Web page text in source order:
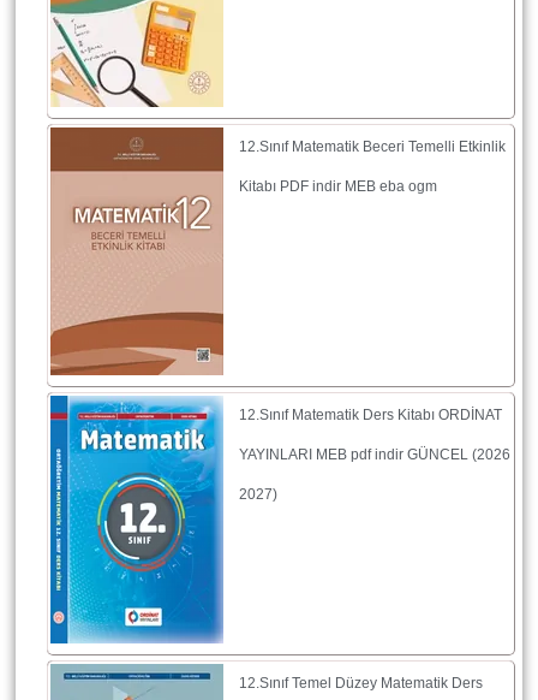
12.Sınıf Matematik Beceri Temelli Etkinlik
Kitabı PDF indir MEB eba ogm
12.Sınıf Matematik Ders Kitabı ORDİNAT
YAYINLARI MEB pdf indir GÜNCEL (2026
2027)
12.Sınıf Temel Düzey Matematik Ders